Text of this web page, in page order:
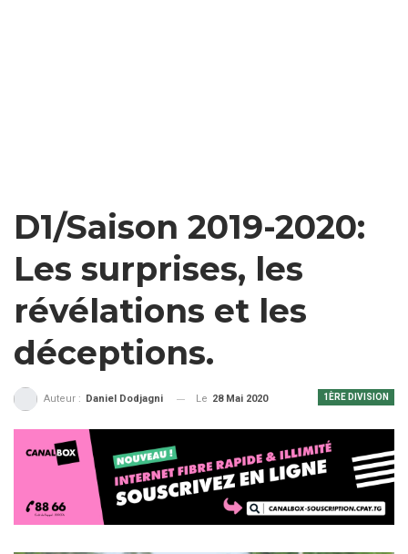
D1/Saison 2019-2020:
Les surprises, les
révélations et les
déceptions.
1ÈRE DIVISION
Auteur : Daniel Dodjagni Le 28 Mai 2020